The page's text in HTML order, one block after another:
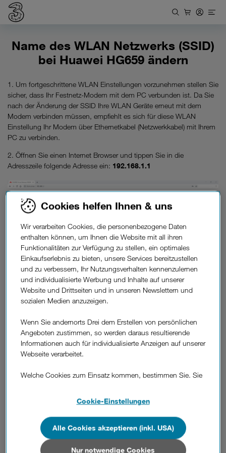
Name des WLAN Netzwerks (SSID)
bei Huawei HG659 ändern
1. Um fortgeschrittene WLAN Einstellungen vorzunehmen stellen Sie
sicher, dass Ihr Festnetz-Modem mit dem PC verbunden ist. Da Sie
nach der Änderung der SSID Ihre WLAN Geräte erneut mit dem
Modem verbinden müssen, empfiehlt es sich für diese WLAN
Einstellung Ihr Modem über Ethernetkabel (Netzwerkkabel) mit Ihrem
PC zu verbinden.
2. Öffnen Sie einen Internet Browser und tippen Sie in die
Adresszeile folgende Adresse ein: 192.168.1.1
3. Es erscheint ein Login Fenster. Tragen Sie hier die Zugangsdaten
Ihres Modems ein und klicken danach auf den Button „
Zugangsdaten sind:
Username: user
Password: user
Cookies helfen Ihnen & uns
Wir verarbeiten Cookies, die personenbezogene Daten
enthalten können, um Ihnen die Website mit all ihren
Funktionalitäten zur Verfügung zu stellen, ein optimales
Einkaufserlebnis zu bieten, unsere Services bereitzustellen
und zu verbessern, Ihr Nutzungsverhalten kennenzulernen
und individualisierte Werbung und Inhalte auf unserer
Website und Drittseiten und in unseren Newslettern und
sozialen Medien anzuzeigen.
Wenn Sie andernorts Drei dem Erstellen von persönlichen
Angeboten zustimmen, so werden daraus resultierende
Informationen auch für individualisierte Anzeigen auf unserer
Webseite verarbeitet.
Welche Cookies zum Einsatz kommen, bestimmen Sie. Sie
Wenn Sie allen Cookies zustimmen, werden auch Cookies
von Drittanbietern verarbeitet, die Ihre Daten in Ländern
außerhalb der europäischen Union (z.B. in den USA)
Cookie-Einstellungen
Nur notwendige Cookies
Alle Cookies akzeptieren (inkl. USA)